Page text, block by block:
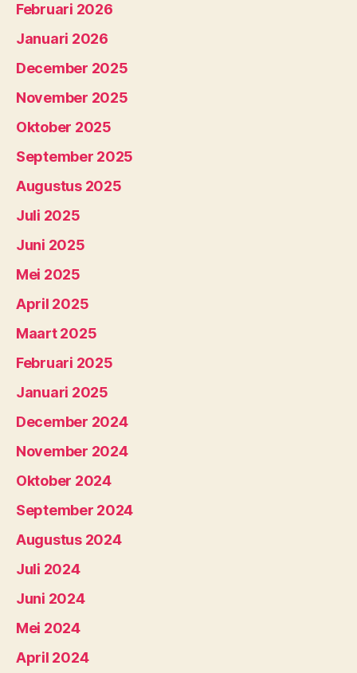
Februari 2026
Januari 2026
December 2025
November 2025
Oktober 2025
September 2025
Augustus 2025
Juli 2025
Juni 2025
Mei 2025
April 2025
Maart 2025
Februari 2025
Januari 2025
December 2024
November 2024
Oktober 2024
September 2024
Augustus 2024
Juli 2024
Juni 2024
Mei 2024
April 2024